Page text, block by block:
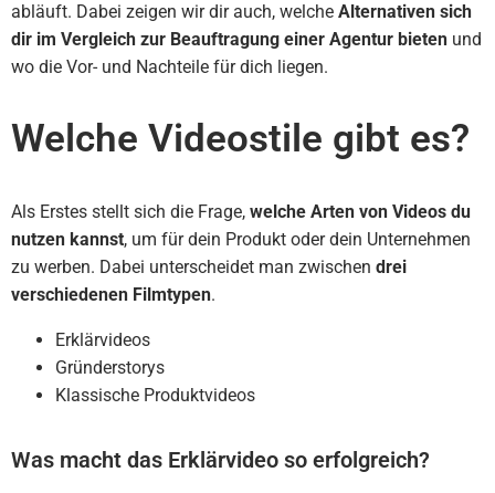
abläuft. Dabei zeigen wir dir auch, welche Alternativen sich
dir im Vergleich zur Beauftragung einer Agentur bieten und
wo die Vor- und Nachteile für dich liegen.
Welche Videostile gibt es?
Als Erstes stellt sich die Frage, welche Arten von Videos du
nutzen kannst, um für dein Produkt oder dein Unternehmen
zu werben. Dabei unterscheidet man zwischen drei
verschiedenen Filmtypen.
Erklärvideos
Gründerstorys
Klassische Produktvideos
Was macht das Erklärvideo so erfolgreich?